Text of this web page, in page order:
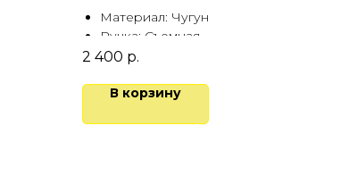
Материал: Чугун
Ручка: Съемная
2 400 р.
В корзину